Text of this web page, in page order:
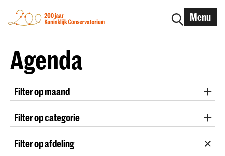
Menu
Agenda
Filter op maand
October 2026
November 2026
December 2026
Filter op categorie
Lunchconcerten
Filter op afdeling